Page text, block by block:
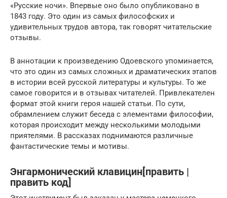
«Русские ночи». Впервые оно было опубликовано в
1843 году. Это один из самых философских и
удивительных трудов автора, так говорят читательские
отзывы.
В аннотации к произведению Одоевского упоминается,
что это один из самых сложных и драматических этапов
в истории всей русской литературы и культуры. То же
самое говорится и в отзывах читателей. Привлекателен
формат этой книги героя нашей статьи. По сути,
обрамлением служит беседа с элементами философии,
которая происходит между несколькими молодыми
приятелями. В рассказах поднимаются различные
фантастические темы и мотивы.
Энгармонический клавицин[править |
править код]